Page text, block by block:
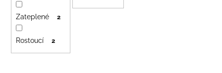
Zateplené 2
Rostoucí 2